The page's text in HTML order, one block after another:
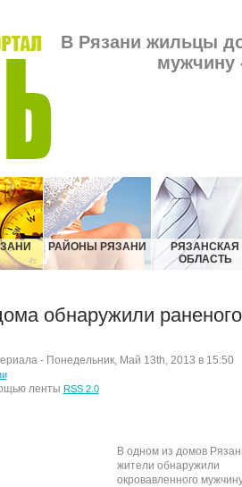
В Рязани жильцы
мужчину
РАЙОНЫ РЯЗАНИ
РЯЗАНСКАЯ
ОБЛАСТЬ
обнаружили раненого
- Понедельник, Май 13th, 2013 в 15:50
ленты RSS 2.0
В одном из домов
жители обнаружили
окровавленного